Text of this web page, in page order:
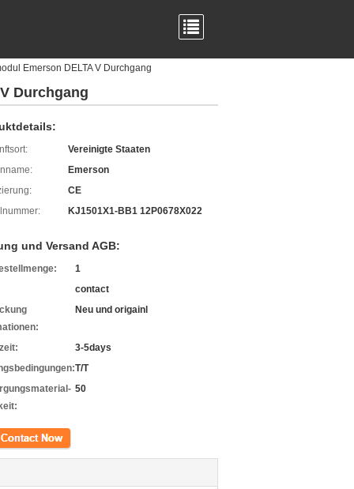
Emerson DELTA V Durchgang
Durchgang
Vereinigte Staaten
Emerson
CE
KJ1501X1-BB1 12P0678X022
und Versand AGB:
1
contact
Neu und origainl
3-5days
T/T
50